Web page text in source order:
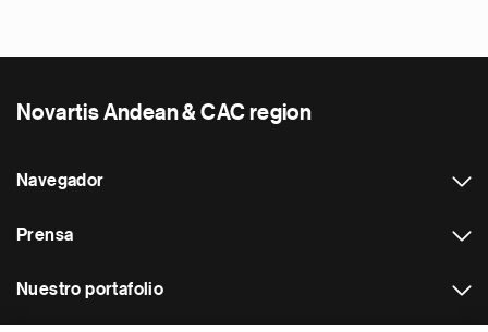
Novartis Andean & CAC region
Navegador
Prensa
Nuestro portafolio